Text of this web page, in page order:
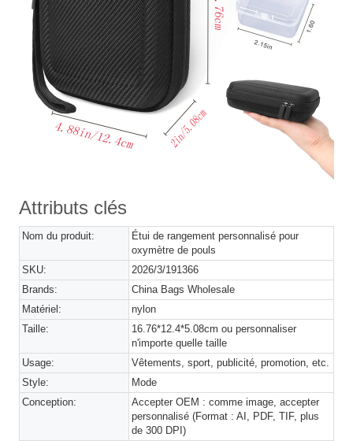
Attributs clés
Nom du produit:
Étui de rangement personnalisé pour
oxymètre de pouls
SKU:
2026/3/191366
Brands:
China Bags Wholesale
Matériel:
nylon
Taille:
16.76*12.4*5.08cm ou personnaliser
n'importe quelle taille
Usage:
Vêtements, sport, publicité, promotion, etc.
Style:
Mode
Conception:
Accepter OEM : comme image, accepter
personnalisé (Format : AI, PDF, TIF, plus
de 300 DPI)